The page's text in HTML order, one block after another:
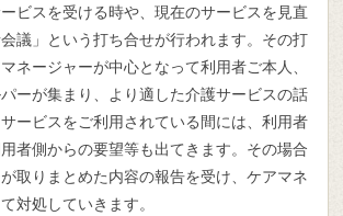
ビスを受ける時や、現在のサービスを見直
議」という打ち合せが行われます。その打
ネージャーが中心となって利用者ご本人、
ーが集まり、より適した介護サービスの話
ービスをご利用されている間には、利用者
者側からの要望等も出てきます。その場合
取りまとめた内容の報告を受け、ケアマネ
対処していきます。